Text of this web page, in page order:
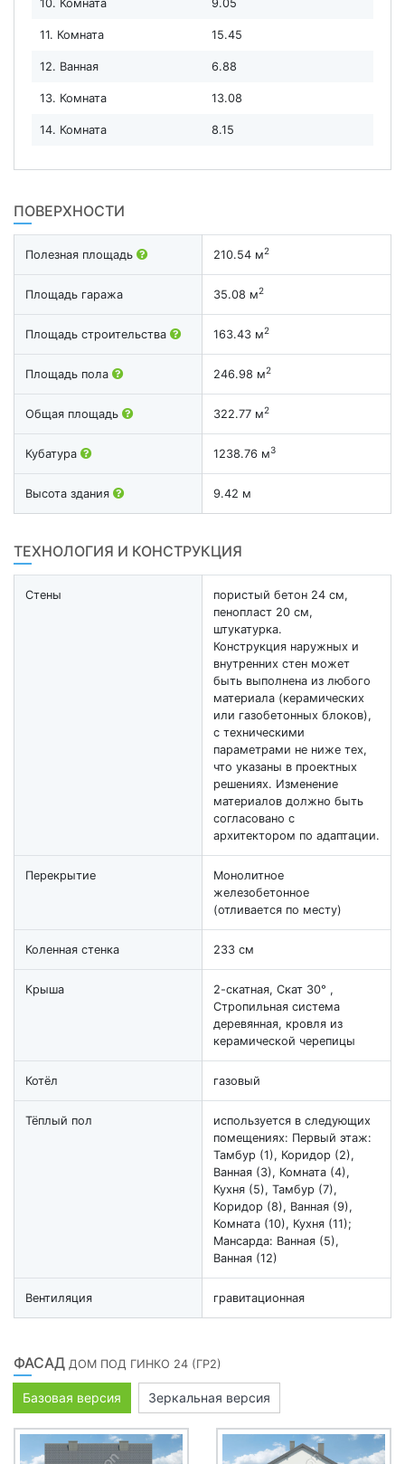
10. Комната 9.05
11. Комната 15.45
12. Ванная 6.88
13. Комната 13.08
14. Комната 8.15
ПОВЕРХНОСТИ
Полезная площадь 210.54 м2
Площадь гаража 35.08 м2
Площадь строительства 163.43 м2
Площадь пола 246.98 м2
Общая площадь 322.77 м2
Кубатура 1238.76 м3
Высота здания 9.42 м
ТЕХНОЛОГИЯ И КОНСТРУКЦИЯ
Стены
пористый бетон 24 см,
пенопласт 20 см,
штукатурка.
Конструкция наружных и
внутренних стен может
быть выполнена из любого
материала (керамических
или газобетонных блоков),
с техническими
параметрами не ниже тех,
что указаны в проектных
решениях. Изменение
материалов должно быть
согласовано с
архитектором по адаптации.
Перекрытие
Монолитное
железобетонное
(отливается по месту)
Коленная стенка 233 см
Крыша
2-скатная, Скат 30° ,
Стропильная система
деревянная, кровля из
керамической черепицы
Котёл газовый
Тёплый пол
используется в следующих
помещениях: Первый этаж:
Тамбур (1), Коридор (2),
Ванная (3), Комната (4),
Кухня (5), Тамбур (7),
Коридор (8), Ванная (9),
Комната (10), Кухня (11);
Мансарда: Ванная (5),
Ванная (12)
Вентиляция гравитационная
ФАСАД ДОМ ПОД ГИНКО 24 (ГР2)
Базовая версия Зеркальная версия